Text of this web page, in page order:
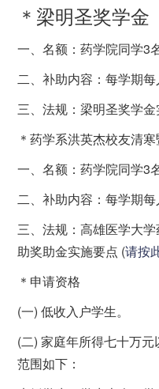
＊梁明圣奖学金
一、名额：药学院同学3名
二、补助内容：每学期每
三、法规：梁明圣奖学
＊药学系洪英杰校友清
一、名额：药学院同学3名
二、补助内容：每学期每
三、法规：高雄医学大
助奖助金实施要点 (请按
＊申请资格
(一) 低收入户学生。
(二) 家庭年所得七十万
范围如下：